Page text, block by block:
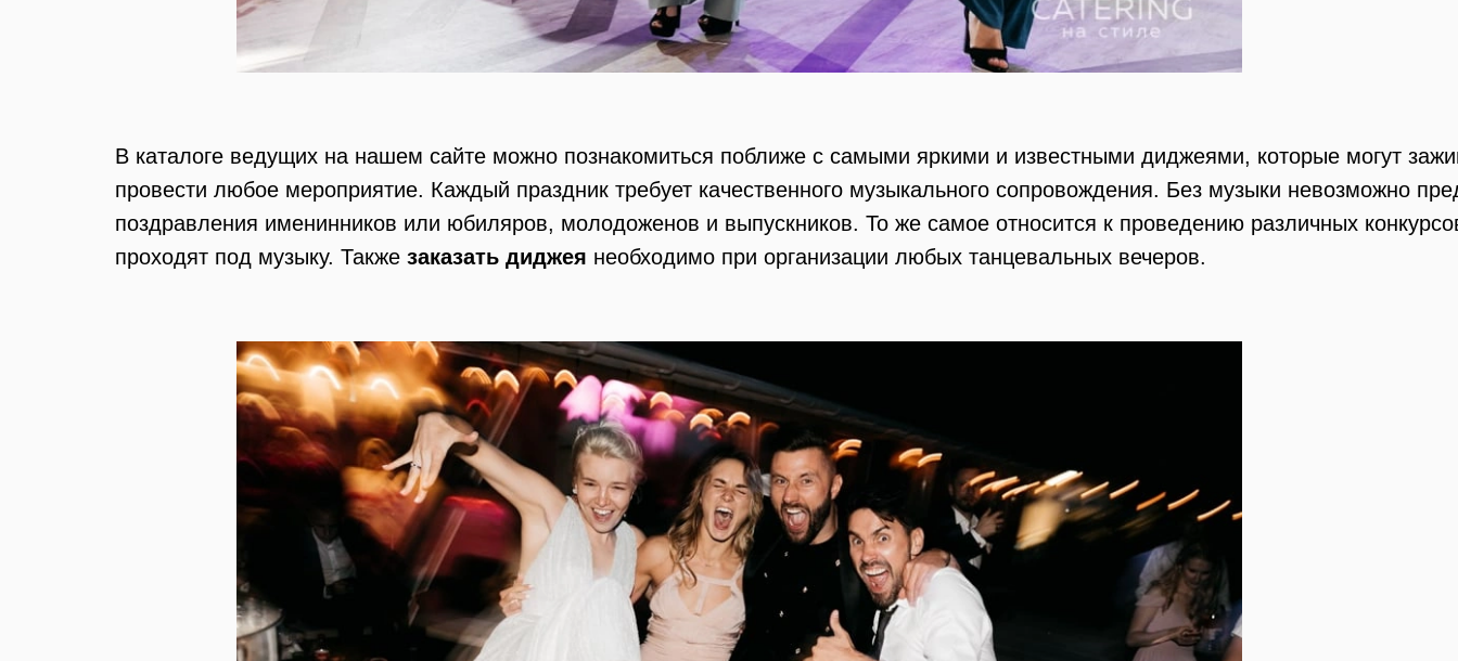
В каталоге ведущих на нашем сайте можно познакомиться поближе с самыми яркими и известными диджеями, которые могут
провести любое мероприятие. Каждый праздник требует качественного музыкального сопровождения. Без музыки невозможно
поздравления именинников или юбиляров, молодоженов и выпускников. То же самое относится к проведению различных
проходят под музыку. Также заказать диджея необходимо при организации любых танцевальных вечеров.